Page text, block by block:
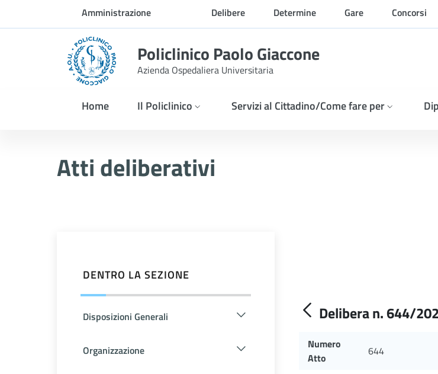
Skip to Main ContentAmministrazione
trasparente
Delibere Determine Gare Concorsi
Policlinico Paolo Giaccone
Azienda Ospedaliera Universitaria
Home Il Policlinico Servizi al Cittadino/Come fare per
Atti deliberativi
DENTRO LA SEZIONE
Disposizioni Generali
Organizzazione
Delibera n. 644/
Numero
Atto
644